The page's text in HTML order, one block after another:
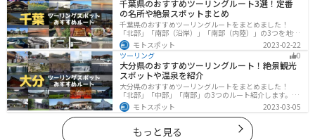
してください。
千葉県のおすすめツーリングルート3選！定番
の名所や絶景スポットまとめ
千葉県のおすすめツーリングルートをまとめました！
「北部」「南部（沿岸）」「南部（内陸）」の3つを地域
別で紹介します！千葉は首都圏からのアクセスも良く、
海と山どちらも堪能できるのでツーリングには最適な場
所です。
モトスポット
2023-02-22
ツーリング
0
大分県のおすすめツーリングルート！絶景観光
スポットや温泉を紹介
大分県のおすすめツーリングルートをまとめました！
「北部」「中部」「南部」の3つのルート紹介します。阿
蘇の雄大な自然を満喫できるスポットや温泉を満喫する
ツーリングができます。バイクで大分県にツーリングに
行く際は参考にしてください。
モトスポット 2023-03-05
もっと見る